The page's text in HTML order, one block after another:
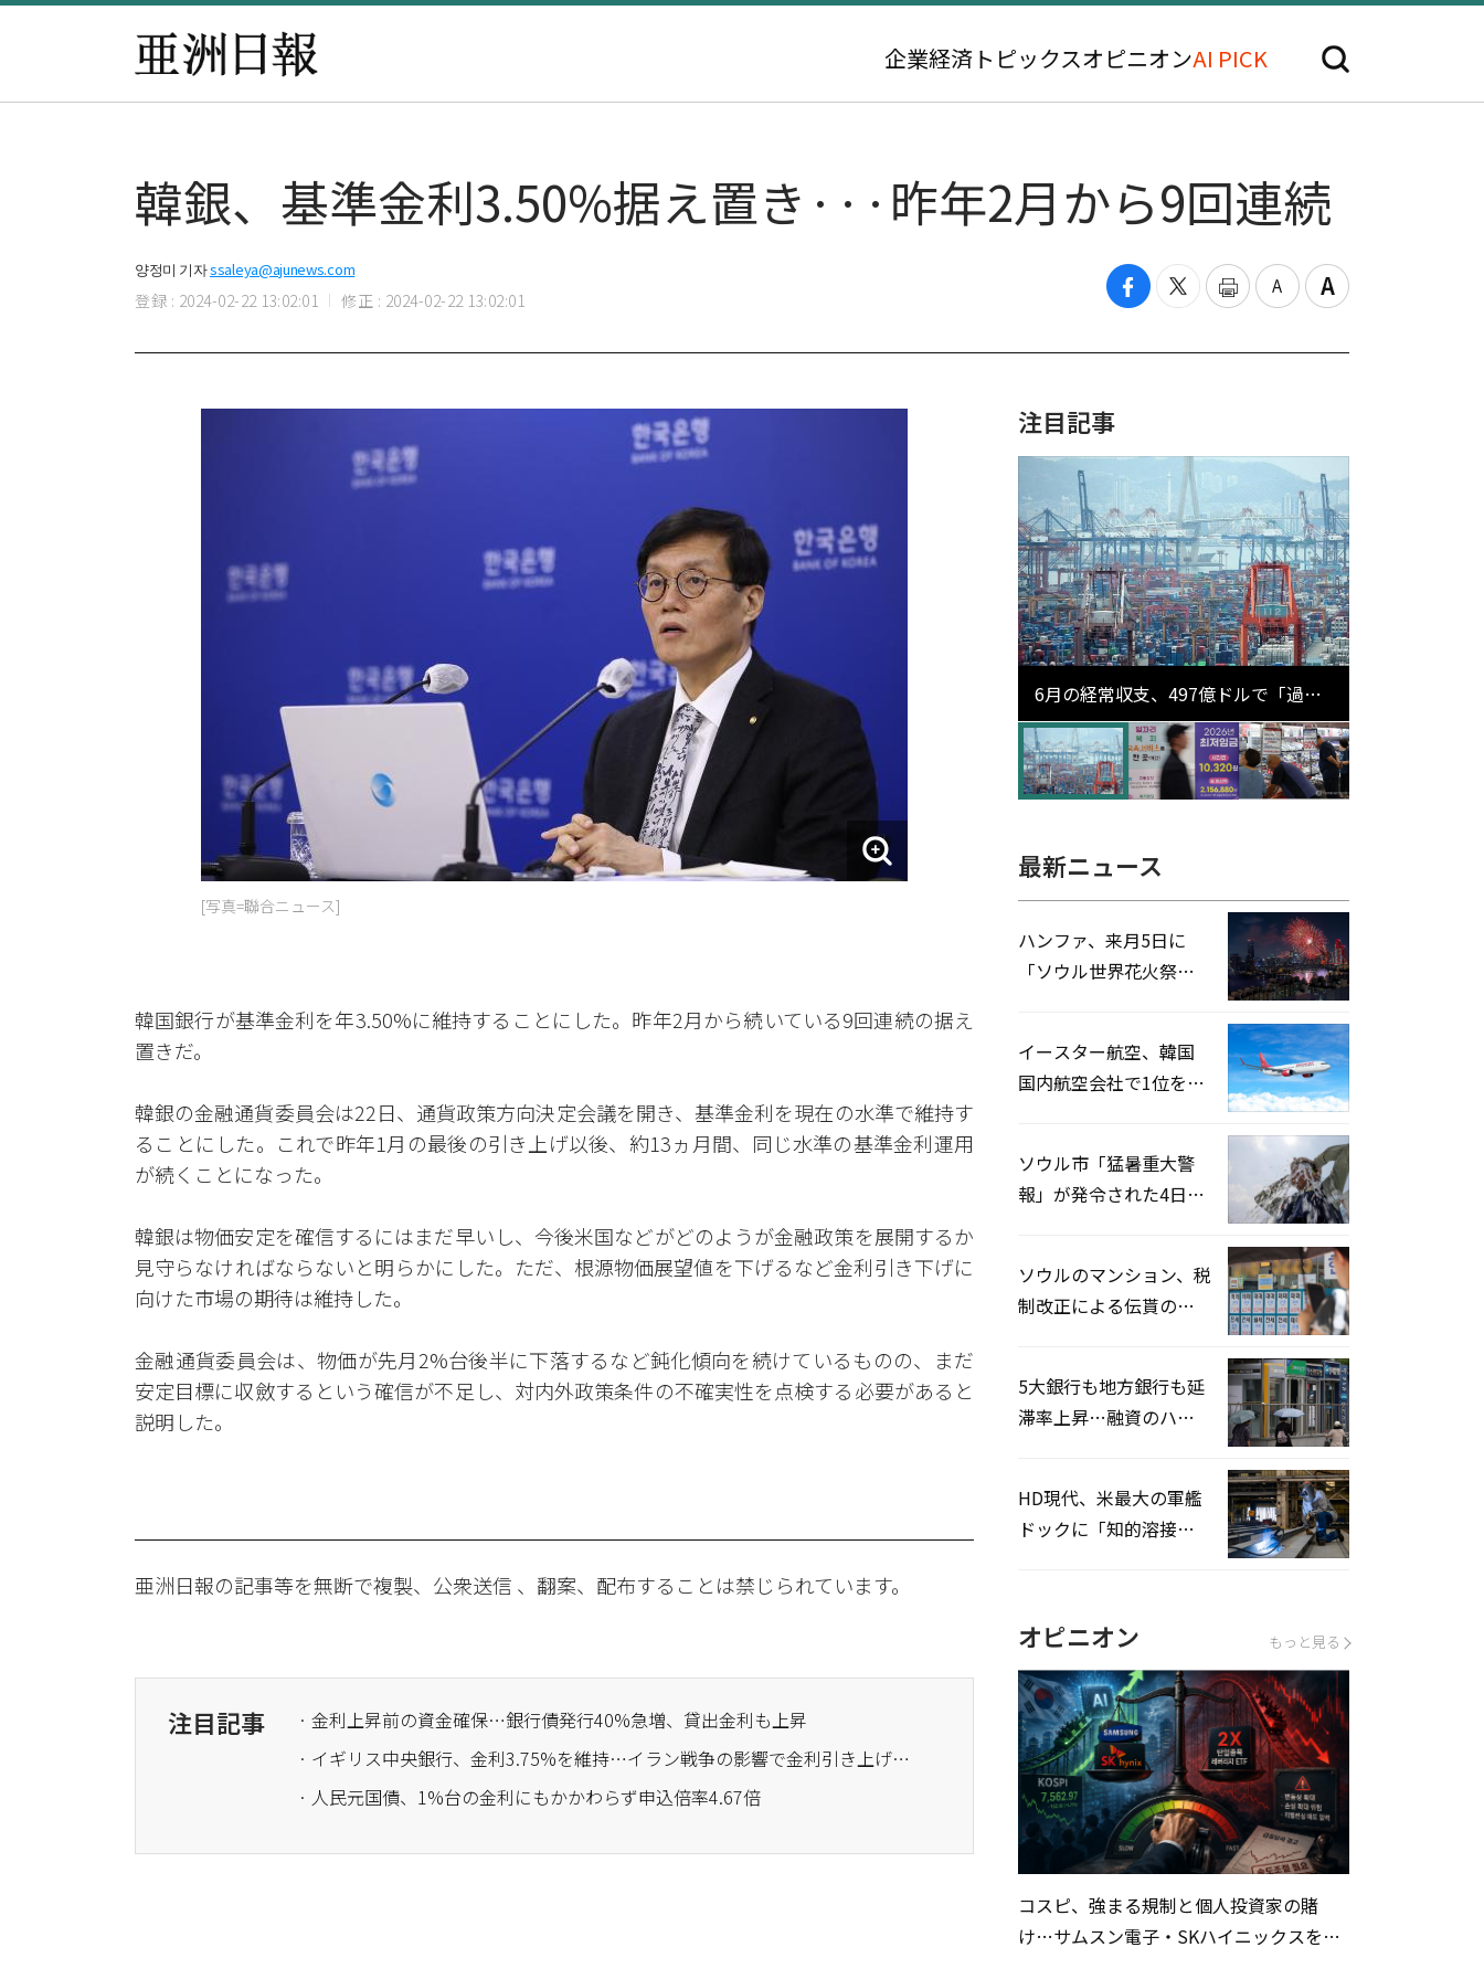
企業経済 トピックスオピニオンAI PICK
韓銀、基準金利3.50%据え置き···昨年2月から9回連続
양정미 기자ssaleya@ajunews.com
登録 : 2024-02-22 13:02:01 修正 : 2024-02-22 13:02:01
[写真=聯合ニュース]
韓国銀行が基準金利を年3.50%に維持することにした。昨年2月から続いている9回連続の据え
置きだ。
韓銀の金融通貨委員会は22日、通貨政策方向決定会議を開き、基準金利を現在の水準で維持す
ることにした。これで昨年1月の最後の引き上げ以後、約13ヵ月間、同じ水準の基準金利運用
が続くことになった。
韓銀は物価安定を確信するにはまだ早いし、今後米国などがどのようが金融政策を展開するか
見守らなければならないと明らかにした。ただ、根源物価展望値を下げるなど金利引き下げに
向けた市場の期待は維持した。
金融通貨委員会は、物価が先月2%台後半に下落するなど鈍化傾向を続けているものの、まだ
安定目標に収斂するという確信が不足し、対内外政策条件の不確実性を点検する必要があると
説明した。
亜洲日報の記事等を無断で複製、公衆送信 、翻案、配布することは禁じられています。
注目記事
· 金利上昇前の資金確保…銀行債発行40%急増、貸出金利も上昇
· イギリス中央銀行、金利3.75%を維持…イラン戦争の影響で金利引き上げの意見が増加
· 人民元国債、1%台の金利にもかかわらず申込倍率4.67倍
注目記事
6月の経常収支、497億ドルで「過去
最大」…輸出が初の1000億ドル突破
最新ニュース
ハンファ、来月5日に
「ソウル世界花火祭り
イースター航空、韓国
国内航空会社で1位を記
ソウル市「猛暑重大警
報」が発令された4日、
ソウルのマンション、税
制改正による伝貰の月
5大銀行も地方銀行も延
滞率上昇…融資のハー
HD現代、米最大の軍艦
ドックに「知的溶接」
オピニオン もっと見る
コスピ、強まる規制と個人投資家の賭
け…サムスン電子・SKハイニックスを巡